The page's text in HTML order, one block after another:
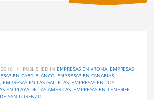
2016 / PUBLISHED IN EMPRESAS EN ARONA, EMPRESAS
EN CABO BLANCO, EMPRESAS EN CANARIAS,
, EMPRESAS EN LAS GALLETAS, EMPRESAS EN LOS
EN PLAYA DE LAS AMÉRICAS, EMPRESAS EN TENERIFE,
SAN LORENZO